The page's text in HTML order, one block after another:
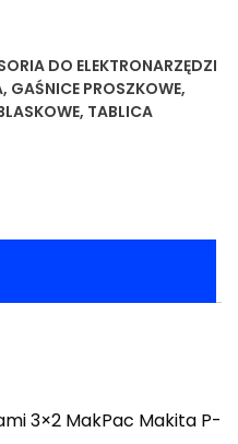
DO ELEKTRONARZĘDZI
, GAŚNICE PROSZKOWE,
, TABLICA
3×2 MakPac Makita P-